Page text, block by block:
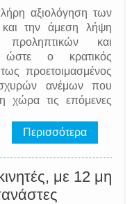
αξιολόγηση των
την άμεση λήψη
και
ώστε ο κρατικός
προετοιμασμένος
ανέμων που
χώρα τις επόμενες
Περισσότερα
με 12 μη